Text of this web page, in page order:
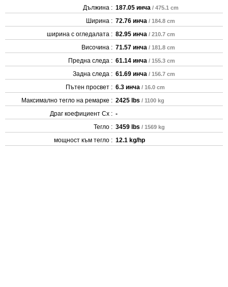
Дължина : 187.05 инча / 475.1 cm
Ширина : 72.76 инча / 184.8 cm
ширина с огледалата : 82.95 инча / 210.7 cm
Височина : 71.57 инча / 181.8 cm
Предна следа : 61.14 инча / 155.3 cm
Задна следа : 61.69 инча / 156.7 cm
Пътен просвет : 6.3 инча / 16.0 cm
Максимално тегло на ремарке : 2425 lbs / 1100 kg
Драг коефициент Cx : -
Тегло : 3459 lbs / 1569 kg
мощност към тегло : 12.1 kg/hp